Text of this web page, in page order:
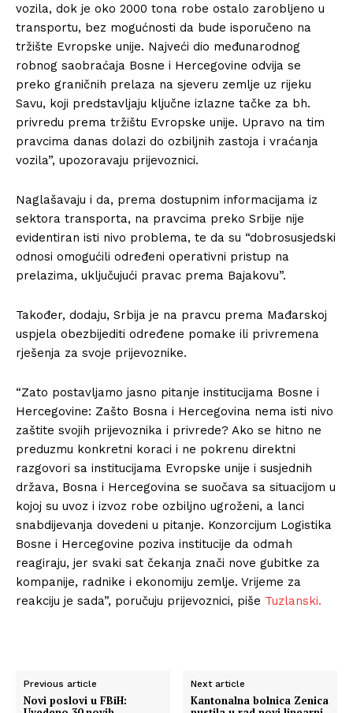
vozila, dok je oko 2000 tona robe ostalo zarobljeno u
transportu, bez mogućnosti da bude isporučeno na
tržište Evropske unije. Najveći dio međunarodnog
robnog saobraćaja Bosne i Hercegovine odvija se
preko graničnih prelaza na sjeveru zemlje uz rijeku
Savu, koji predstavljaju ključne izlazne tačke za bh.
privredu prema tržištu Evropske unije. Upravo na tim
pravcima danas dolazi do ozbiljnih zastoja i vraćanja
vozila”, upozoravaju prijevoznici.
Naglašavaju i da, prema dostupnim informacijama iz
sektora transporta, na pravcima preko Srbije nije
evidentiran isti nivo problema, te da su “dobrosusjedski
odnosi omogućili određeni operativni pristup na
prelazima, uključujući pravac prema Bajakovu”.
Također, dodaju, Srbija je na pravcu prema Mađarskoj
uspjela obezbijediti određene pomake ili privremena
rješenja za svoje prijevoznike.
“Zato postavljamo jasno pitanje institucijama Bosne i
Hercegovine: Zašto Bosna i Hercegovina nema isti nivo
zaštite svojih prijevoznika i privrede? Ako se hitno ne
preduzmu konkretni koraci i ne pokrenu direktni
razgovori sa institucijama Evropske unije i susjednih
država, Bosna i Hercegovina se suočava sa situacijom u
kojoj su uvoz i izvoz robe ozbiljno ugroženi, a lanci
snabdijevanja dovedeni u pitanje. Konzorcijum Logistika
Bosne i Hercegovine poziva institucije da odmah
reagiraju, jer svaki sat čekanja znači nove gubitke za
kompanije, radnike i ekonomiju zemlje. Vrijeme za
reakciju je sada”, poručuju prijevoznici, piše Tuzlanski.
Previous article
Novi poslovi u FBiH:
Next article
Kantonalna bolnica Zenica